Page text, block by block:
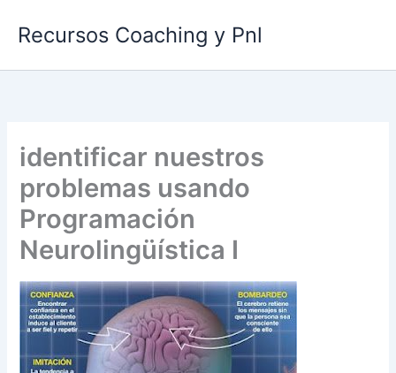
Recursos Coaching y Pnl
identificar nuestros
problemas usando
Programación
Neurolingüística I